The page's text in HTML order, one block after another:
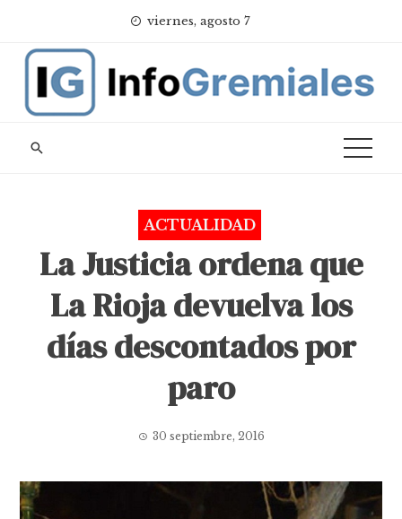
content
viernes, agosto 7
ACTUALIDAD
La Justicia ordena que
La Rioja devuelva los
días descontados por
paro
30 septiembre, 2016